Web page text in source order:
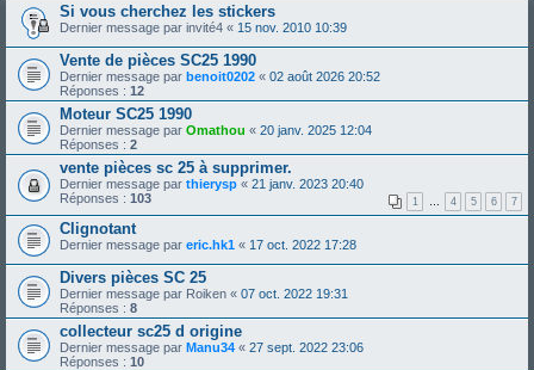
Si vous cherchez les stickers
Dernier message par invité4 « 15 nov. 2010 10:39
Vente de pièces SC25 1990
Dernier message par benoit0202 « 02 août 2026 20:52
Réponses : 12
Moteur SC25 1990
Dernier message par Omathou « 20 janv. 2025 12:04
Réponses : 2
vente pièces sc 25 à supprimer.
Dernier message par thierysp « 21 janv. 2023 20:40
Réponses : 103 1 4 5 6 7
Clignotant
Dernier message par eric.hk1 « 17 oct. 2022 17:28
Divers pièces SC 25
Dernier message par Roiken « 07 oct. 2022 19:31
Réponses : 8
collecteur sc25 d origine
Dernier message par Manu34 « 27 sept. 2022 23:06
Réponses : 10